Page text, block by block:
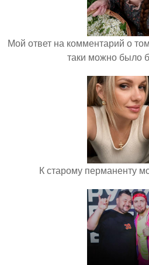
Мой ответ на комментарий о
таки можно было
К старому перманенту